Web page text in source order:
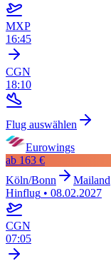
MXP
16:45
CGN
18:10
Flug auswählen
Eurowings
ab 163 €
Köln/Bonn
Mailand
Hinflug • 08.02.2027
CGN
07:05